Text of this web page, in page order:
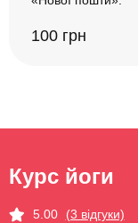
100 грн
Курс йоги
5.00 (3 відгуки)